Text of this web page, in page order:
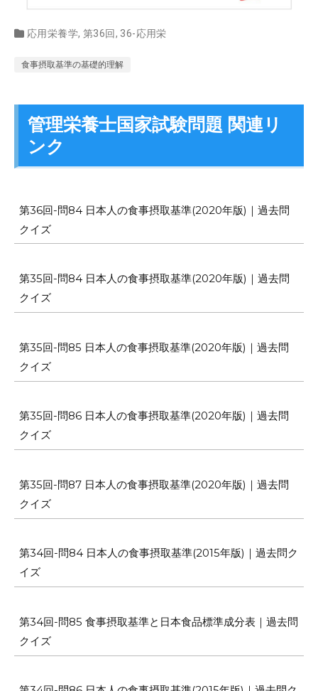
応用栄養学, 第36回, 36-応用栄
食事摂取基準の基礎的理解
管理栄養士国家試験問題 関連リ
ンク
第36回-問84 日本人の食事摂取基準(2020年版)｜過去問
クイズ
第35回-問84 日本人の食事摂取基準(2020年版)｜過去問
クイズ
第35回-問85 日本人の食事摂取基準(2020年版)｜過去問
クイズ
第35回-問86 日本人の食事摂取基準(2020年版)｜過去問
クイズ
第35回-問87 日本人の食事摂取基準(2020年版)｜過去問
クイズ
第34回-問84 日本人の食事摂取基準(2015年版)｜過去問ク
イズ
第34回-問85 食事摂取基準と日本食品標準成分表｜過去問
クイズ